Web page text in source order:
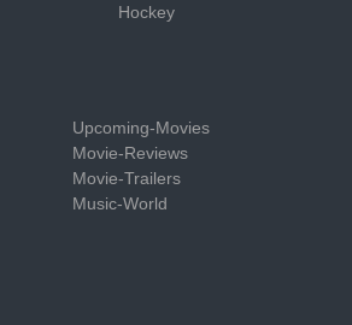
Hockey
Upcoming-Movies
Movie-Reviews
Movie-Trailers
Music-World